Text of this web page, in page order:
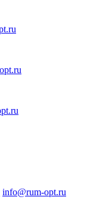
info@rum-opt.ru